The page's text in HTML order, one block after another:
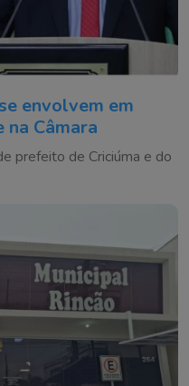
envolvem em
Câmara
prefeito de Criciúma e do